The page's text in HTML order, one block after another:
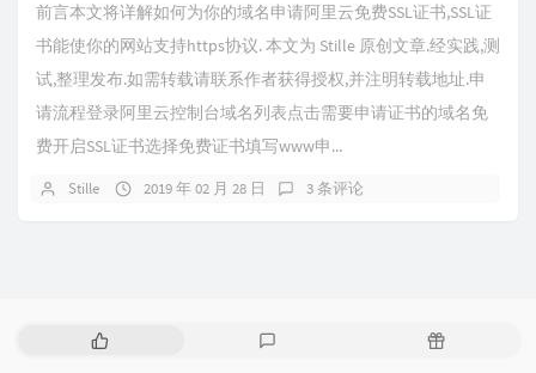
前言本文将详解如何为你的域名申请阿里云免费SSL证书,SSL证
书能使你的网站支持https协议. 本文为 Stille 原创文章.经实践,测
试,整理发布.如需转载请联系作者获得授权,并注明转载地址.申
请流程登录阿里云控制台域名列表点击需要申请证书的域名免
费开启SSL证书选择免费证书填写www申...
Stille 2019 年 02 月 28 日 3 条评论
热
随